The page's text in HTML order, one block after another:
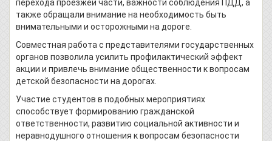
перехода проезжей части, важности соблюдения ПДД, а
также обращали внимание на необходимость быть
внимательными и осторожными на дороге.
Совместная работа с представителями государственных
органов позволила усилить профилактический эффект
акции и привлечь внимание общественности к вопросам
детской безопасности на дорогах.
Участие студентов в подобных мероприятиях
способствует формированию гражданской
ответственности, развитию социальной активности и
неравнодушного отношения к вопросам безопасности